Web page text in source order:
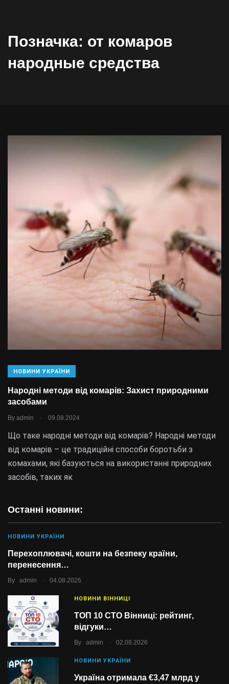
Позначка: от комаров
народные средства
НОВИНИ УКРАЇНИ
Народні методи від комарів: Захист природними
засобами
By admin . 09.08.2024
Що таке народні методи від комарів? Народні методи
від комарів – це традиційні способи боротьби з
комахами, які базуються на використанні природних
засобів, таких як
Останні новини:
НОВИНИ УКРАЇНИ
Перехоплювачі, кошти на безпеку країни,
перенесення…
By admin . 04.08.2026
НОВИНИ ВІННИЦІ
ТОП 10 СТО Вінниці: рейтинг,
відгуки…
By admin . 02.08.2026
НОВИНИ УКРАЇНИ
Україна отримала €3,47 млрд у